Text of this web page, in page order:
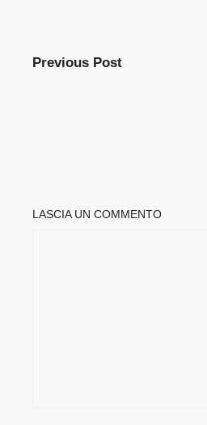
Previous Post
LASCIA UN COMMENTO